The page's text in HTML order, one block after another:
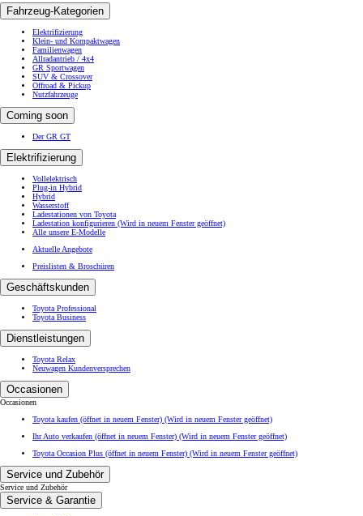
Fahrzeug-Kategorien
Elektrifizierung
Klein- und Kompaktwagen
Familienwagen
Allradantrieb / 4x4
GR Sportwagen
SUV & Crossover
Offroad & Pickup
Nutzfahrzeuge
Coming soon
Der GR GT
Elektrifizierung
Vollelektrisch
Plug-in Hybrid
Hybrid
Wasserstoff
Ladestationen von Toyota
Ladestation konfigurieren (Wird in neuem Fenster geöffnet)
Alle unsere E-Modelle
Aktuelle Angebote
Preislisten & Broschüren
Geschäftskunden
Toyota Professional
Toyota Business
Dienstleistungen
Toyota Relax
Neuwagen Kundenversprechen
Occasionen
Occasionen
Toyota kaufen (öffnet in neuem Fenster) (Wird in neuem Fenster geöffnet)
Ihr Auto verkaufen (öffnet in neuem Fenster) (Wird in neuem Fenster geöffnet)
Toyota Occasion Plus (öffnet in neuem Fenster) (Wird in neuem Fenster geöffnet)
Service und Zubehör
Service und Zubehör
Service & Garantie